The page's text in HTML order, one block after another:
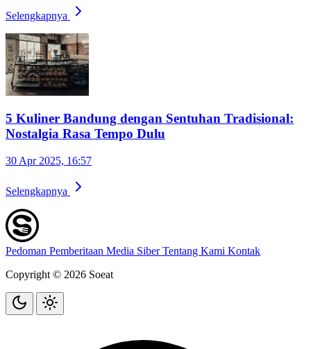
Selengkapnya
5 Kuliner Bandung dengan Sentuhan Tradisional:
Nostalgia Rasa Tempo Dulu
30 Apr 2025, 16:57
Selengkapnya
Pedoman Pemberitaan Media SiberTentang Kami Kontak
Copyright © 2026 Soeat